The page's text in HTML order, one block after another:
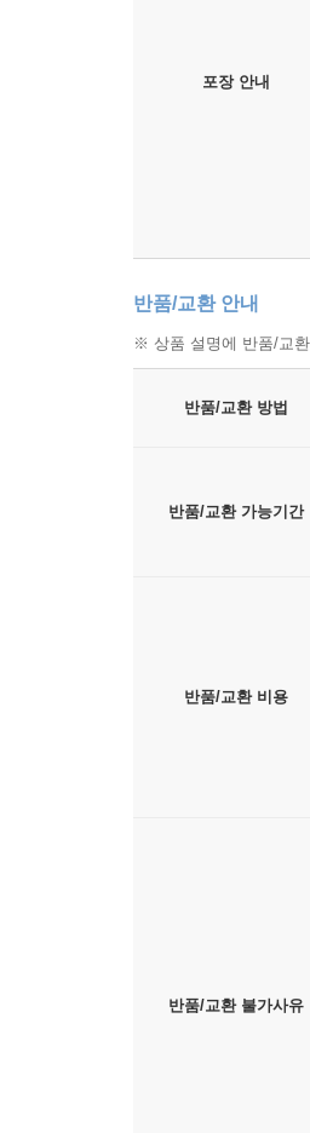
포장 안내
반품/교환 안내
※ 상품 설명에 반품/교
반품/교환 방법
반품/교환 가능기간
반품/교환 비용
반품/교환 불가사유